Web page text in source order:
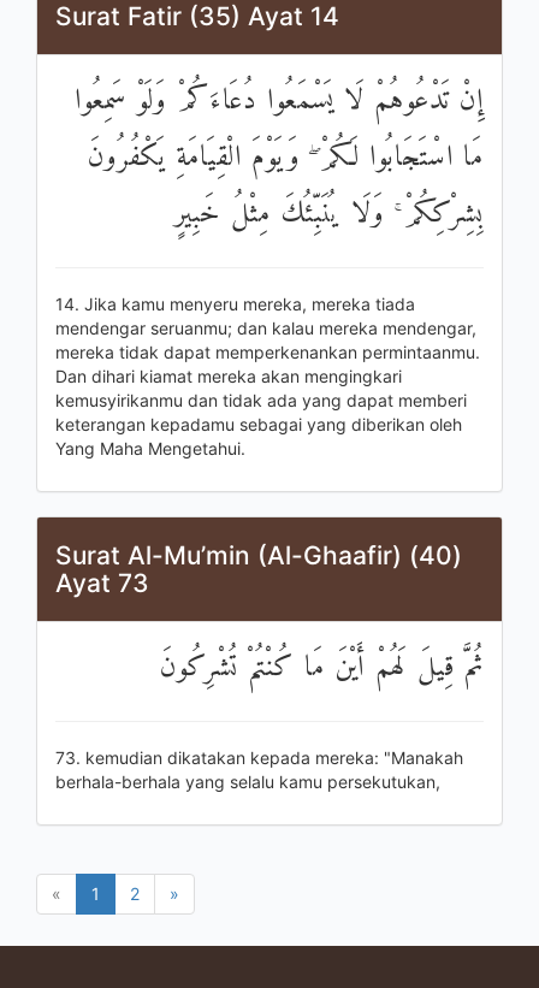
Surat Fatir (35) Ayat 14
إِنْ تَدْعُوهُمْ لَا يَسْمَعُوا دُعَاءَكُمْ وَلَوْ سَمِعُوا
مَا اسْتَجَابُوا لَكُمْ ۖ وَيَوْمَ الْقِيَامَةِ يَكْفُرُونَ
بِشِرْكِكُمْ ۚ وَلَا يُنَبِّئُكَ مِثْلُ خَبِيرٍ
14. Jika kamu menyeru mereka, mereka tiada
mendengar seruanmu; dan kalau mereka mendengar,
mereka tidak dapat memperkenankan permintaanmu.
Dan dihari kiamat mereka akan mengingkari
kemusyirikanmu dan tidak ada yang dapat memberi
keterangan kepadamu sebagai yang diberikan oleh
Yang Maha Mengetahui.
Surat Al-Mu’min (Al-Ghaafir) (40)
Ayat 73
ثُمَّ قِيلَ لَهُمْ أَيْنَ مَا كُنْتُمْ تُشْرِكُونَ
73. kemudian dikatakan kepada mereka: "Manakah
berhala-berhala yang selalu kamu persekutukan,
« 1 2 »